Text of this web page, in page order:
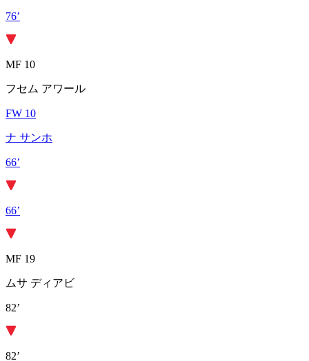
76’
MF 10
フセム アワール
FW 10
ナ サンホ
66’
66’
MF 19
ムサ ディアビ
82’
82’